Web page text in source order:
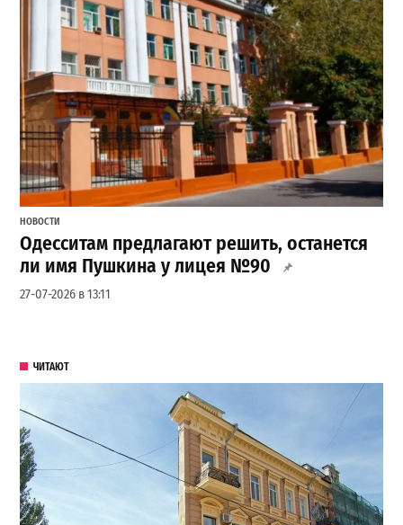
НОВОСТИ
Одесситам предлагают решить, останется
ли имя Пушкина у лицея №90
27-07-2026 в 13:11
ЧИТАЮТ